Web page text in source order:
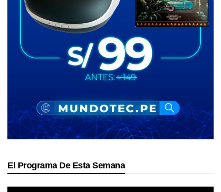
El Programa De Esta Semana